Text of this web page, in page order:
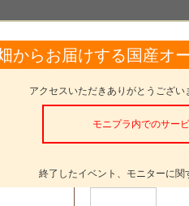
イベント 【2回投稿】メイクも毛穴も
畑からお届けする国産オ
アクセスいただきありがとうござ
モニプラ内でのサー
終了したイベント、モニターに関
もスッキリ！Natures for モ
。
ます。